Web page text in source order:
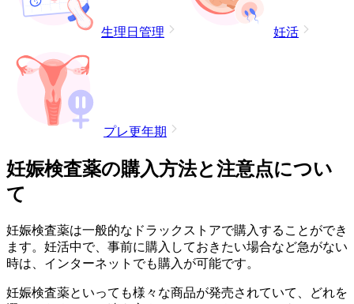
生理日管理 妊活
プレ更年期
妊娠検査薬の購入方法と注意点につい
て
妊娠検査薬は一般的なドラックストアで購入することができ
ます。妊活中で、事前に購入しておきたい場合など急がない
時は、インターネットでも購入が可能です。
妊娠検査薬といっても様々な商品が発売されていて、どれを